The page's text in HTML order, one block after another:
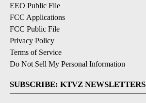
EEO Public File
FCC Applications
FCC Public File
Privacy Policy
Terms of Service
Do Not Sell My Personal Information
SUBSCRIBE: KTVZ NEWSLETTERS